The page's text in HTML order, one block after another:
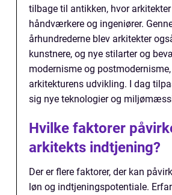
tilbage til antikken, hvor
håndværkere og ingeniører.
århundrederne blev arkitekter
kunstnere, og nye stilarter og
modernisme og
arkitekturens udvikling. I dag
sig nye teknologier og
Hvilke faktorer
arkitekts indtjening?
Der er flere faktorer, der kan
løn og indtjeningspotentiale.